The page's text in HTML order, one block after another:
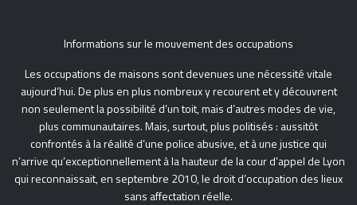
Informations sur le mouvement des occupations
Les occupations de maisons sont devenues une nécessité vitale
aujourd’hui. De plus en plus nombreux y recourent et y découvrent
non seulement la possibilité d’un toit, mais d’autres modes de vie,
plus communautaires. Mais, surtout, plus politisés : aussitôt
confrontés à la réalité d’une police abusive, et à une justice qui
n’arrive qu’exceptionnellement à la hauteur de la cour d’appel de Lyon
qui reconnaissait, en septembre 2010, le droit d’occupation des lieux
sans affectation réelle.